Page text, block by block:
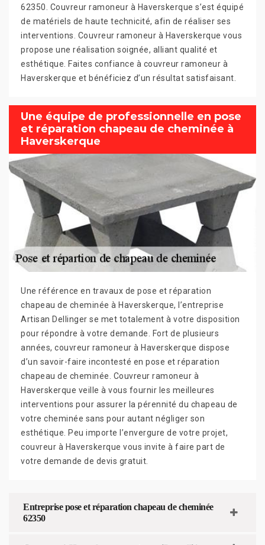
62350. Couvreur ramoneur à Haverskerque s’est équipé
de matériels de haute technicité, afin de réaliser ses
interventions. Couvreur ramoneur à Haverskerque vous
propose une réalisation soignée, alliant qualité et
esthétique. Faites confiance à couvreur ramoneur à
Haverskerque et bénéficiez d’un résultat satisfaisant.
Une équipe de professionnelle en pose
et réparation chapeau de cheminée à
Haverskerque
Une référence en travaux de pose et réparation
chapeau de cheminée à Haverskerque, l’entreprise
Artisan Dellinger se met totalement à votre disposition
pour répondre à votre demande. Fort de plusieurs
années, couvreur ramoneur à Haverskerque dispose
d’un savoir-faire incontesté en pose et réparation
chapeau de cheminée. Couvreur ramoneur à
Haverskerque veille à vous fournir les meilleures
interventions pour assurer la pérennité du chapeau de
votre cheminée sans pour autant négliger son
esthétique. Peu importe l’envergure de votre projet,
couvreur à Haverskerque vous invite à faire part de
votre demande de devis gratuit.
Entreprise pose et réparation chapeau de cheminée
62350